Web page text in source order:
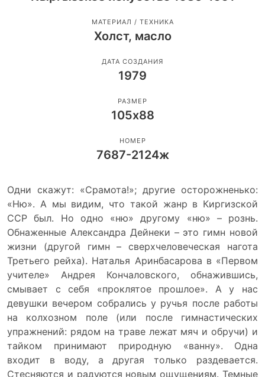
МАТЕРИАЛ / ТЕХНИКА
Холст, масло
ДАТА СОЗДАНИЯ
1979
РАЗМЕР
105х88
НОМЕР
7687-2124ж
Одни скажут: «Срамота!»; другие осторожненько:
«Ню». А мы видим, что такой жанр в Киргизской
ССР был. Но одно «ню» другому «ню» – рознь.
Обнаженные Александра Дейнеки – это гимн новой
жизни (другой гимн – сверхчеловеческая нагота
Третьего рейха). Наталья Аринбасарова в «Первом
учителе» Андрея Кончаловского, обнажившись,
смывает с себя «проклятое прошлое». А у нас
девушки вечером собрались у ручья после работы
на колхозном поле (или после гимнастических
упражнений: рядом на траве лежат мяч и обручи) и
тайком принимают природную «ванну». Одна
входит в воду, а другая только раздевается.
Стесняются и радуются новым ощущениям. Темные